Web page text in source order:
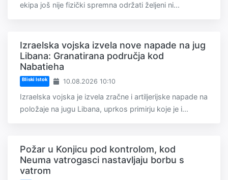
ekipa još nije fizički spremna održati željeni ni...
Izraelska vojska izvela nove napade na jug
Libana: Granatirana područja kod
Nabatieha
Bliski Istok 10.08.2026 10:10
Izraelska vojska je izvela zračne i artiljerijske napade na
položaje na jugu Libana, uprkos primirju koje je i...
Požar u Konjicu pod kontrolom, kod
Neuma vatrogasci nastavljaju borbu s
vatrom